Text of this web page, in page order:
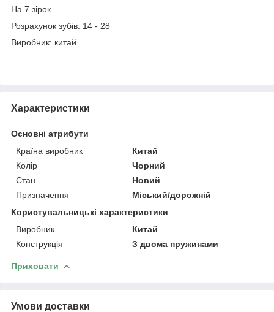
На 7 зірок
Розрахунок зубів: 14 - 28
Виробник: китай
Характеристики
Основні атрибути
Країна виробник
Китай
Колір
Чорний
Стан
Новий
Призначення
Міський/дорожній
Користувальницькі характеристики
Виробник
Китай
Конструкція
З двома пружинами
Приховати
Умови доставки